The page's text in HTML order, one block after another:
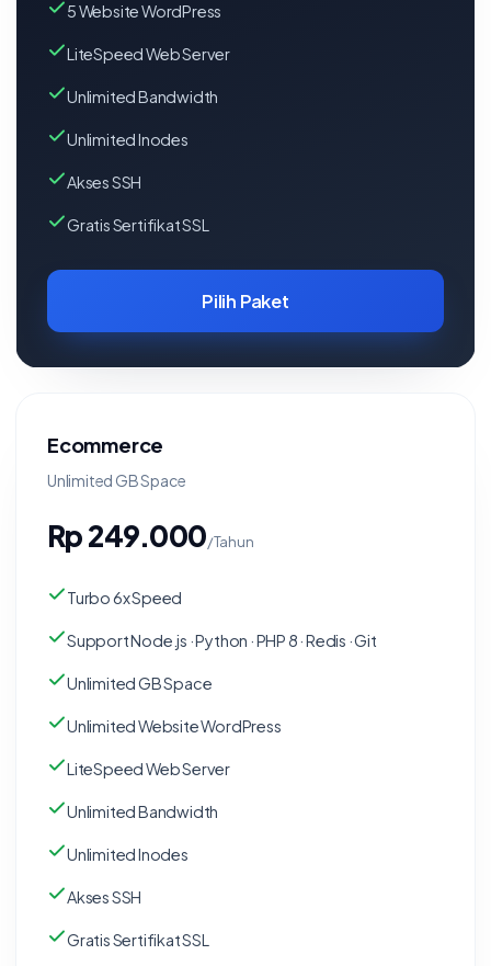
5 Website WordPress
LiteSpeed Web Server
Unlimited Bandwidth
Unlimited Inodes
Akses SSH
Gratis Sertifikat SSL
Pilih Paket
Ecommerce
Unlimited GB Space
Rp 249.000/Tahun
Turbo 6x Speed
Support Node.js · Python · PHP 8 · Redis · Git
Unlimited GB Space
Unlimited Website WordPress
LiteSpeed Web Server
Unlimited Bandwidth
Unlimited Inodes
Akses SSH
Gratis Sertifikat SSL